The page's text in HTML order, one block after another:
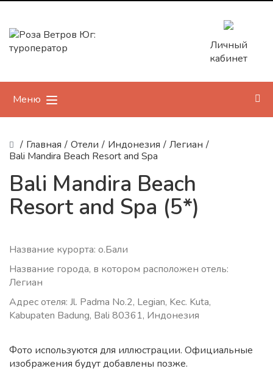
Личный
кабинет
Меню
/ Главная / Отели / Индонезия / Легиан /
Bali Mandira Beach Resort and Spa
Bali Mandira Beach
Resort and Spa (5*)
Название курорта: о.Бали
Название города, в котором расположен отель:
Легиан
Адрес отеля: Jl. Padma No.2, Legian, Kec. Kuta,
Kabupaten Badung, Bali 80361, Индонезия
Фото используются для иллюстрации. Официальные
изображения будут добавлены позже.